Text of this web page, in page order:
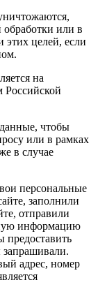
или в
этих целей, если
на
Российской
чтобы
или в рамках
в случае
персональные
заполнили
отправили
информацию
предоставить
адрес, номер